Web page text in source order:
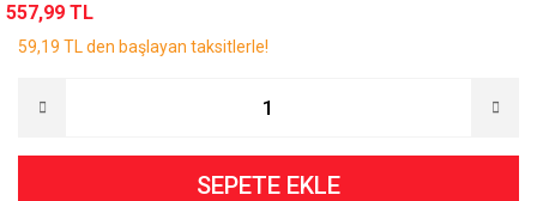
557,99 TL
59,19 TL den başlayan taksitlerle!
SEPETE EKLE